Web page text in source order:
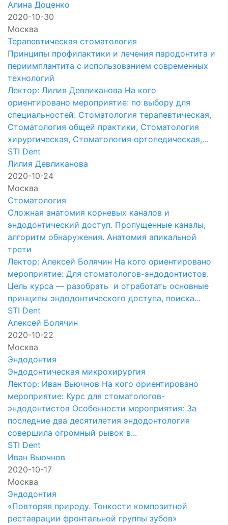
Алина Доценко
2020-10-30
Москва
Терапевтическая стоматология
Принципы профилактики и лечения пародонтита и
периимплантита с использованием современных
технологий
Лектор: Лилия Девликанова На кого
ориентировано мероприятие: по выбору для
специальностей: Стоматология терапевтическая,
Стоматология общей практики, Стоматология
хирургическая, Стоматология ортопедическая,...
STI Dent
Лилия Девликанова
2020-10-24
Москва
Стоматология
Сложная анатомия корневых каналов и
эндодонтический доступ. Пропущенные каналы,
алгоритм обнаружения. Анатомия апикальной
трети
Лектор: Алексей Болячин На кого ориентировано
мероприятие: Для стоматологов-эндодонтистов.
Цель курса — разобрать и отработать основные
принципы эндодонтического доступа, поиска...
STI Dent
Алексей Болячин
2020-10-22
Москва
Эндодонтия
Эндодонтическая микрохирургия
Лектор: Иван Вьючнов На кого ориентировано
мероприятие: Курс для стоматологов-
эндодонтистов Особенности мероприятия: За
последние два десятилетия эндодонтология
совершила огромный рывок в...
STI Dent
Иван Вьючнов
2020-10-17
Москва
Эндодонтия
«Повторяя природу. Тонкости композитной
реставрации фронтальной группы зубов»